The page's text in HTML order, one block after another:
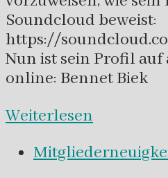
Soundcloud beweist:
https://
Nun ist sein Profil
online: Bennet Biek
Weiterlesen